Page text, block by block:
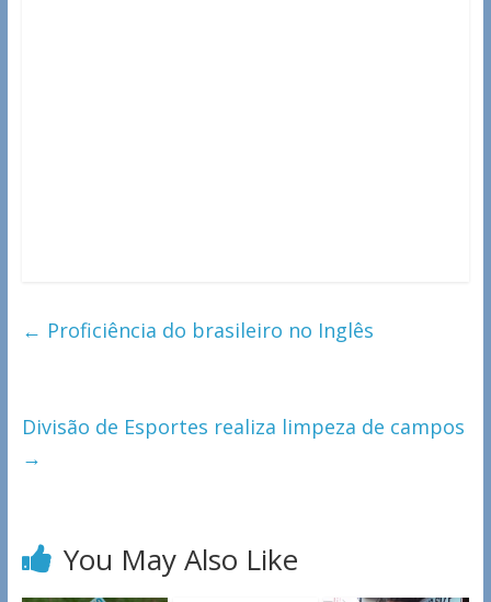
← Proficiência do brasileiro no Inglês
Divisão de Esportes realiza limpeza de campos
→
You May Also Like